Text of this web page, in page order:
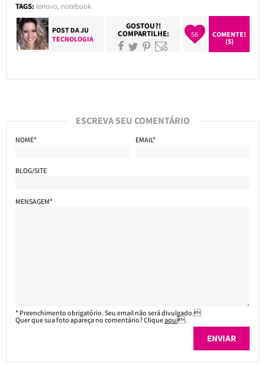
TAGS: lenovo, notebook
POST DAJU
TECNOLOGIA
GOSTOU?!
COMPARTILHE: 56
COMENTE!
(5)
ESCREVA SEU COMENTÁRIO
NOME* EMAIL*
BLOG/SITE
MENSAGEM*
* Preenchimento obrigatório. Seu email não será divulgado.
Quer que sua foto apareça no comentário? Cliqueaqui.